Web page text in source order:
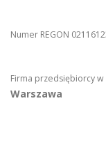
Numer REGON
Firma przedsiębiorcy w
Warszawa